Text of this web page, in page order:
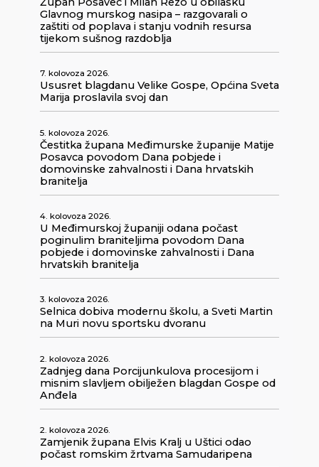
Glavnog murskog nasipa – razgovarali o
zaštiti od poplava i stanju vodnih resursa
tijekom sušnog razdoblja
7. kolovoza 2026.
Ususret blagdanu Velike Gospe, Općina Sveta
Marija proslavila svoj dan
5. kolovoza 2026.
Čestitka župana Međimurske županije Matije
Posavca povodom Dana pobjede i
domovinske zahvalnosti i Dana hrvatskih
branitelja
4. kolovoza 2026.
U Međimurskoj županiji odana počast
poginulim braniteljima povodom Dana
pobjede i domovinske zahvalnosti i Dana
hrvatskih branitelja
3. kolovoza 2026.
Selnica dobiva modernu školu, a Sveti Martin
na Muri novu sportsku dvoranu
2. kolovoza 2026.
Zadnjeg dana Porcijunkulova procesijom i
misnim slavljem obilježen blagdan Gospe od
Anđela
2. kolovoza 2026.
Zamjenik župana Elvis Kralj u Uštici odao
počast romskim žrtvama Samudaripena